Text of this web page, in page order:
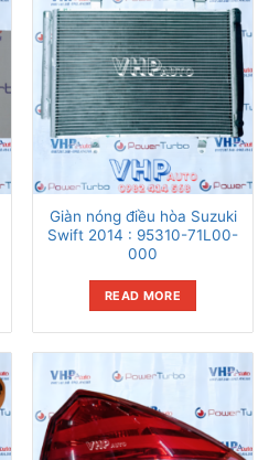
Giàn nóng điều hòa Suzuki
Swift 2014 : 95310-71L00-
000
READ MORE